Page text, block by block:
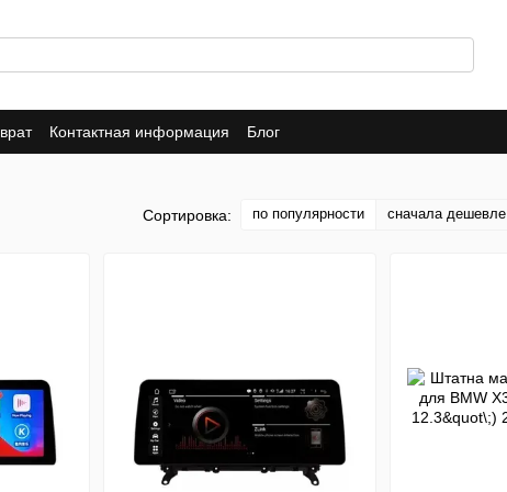
Контактная информация Блог
Сортировка: по популярности сначала дешевле